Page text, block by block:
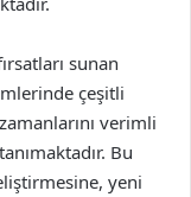
sunan
çeşitli
verimli
Bu
yeni